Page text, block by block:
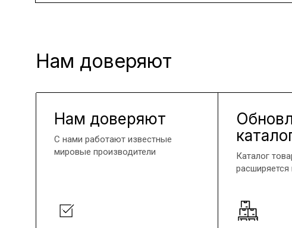
Нам доверяют
Нам доверяют
С нами работают известные
мировые производители
Каталог
расширяется